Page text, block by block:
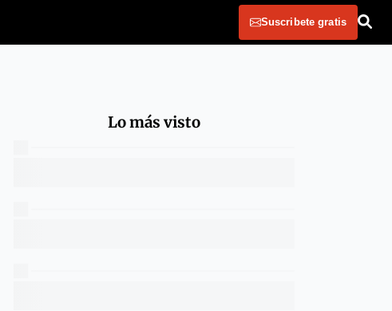
Suscribete gratis
Lo más visto